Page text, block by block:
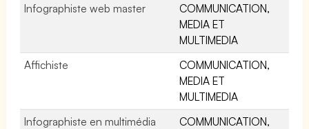
Infographiste web master
COMMUNICATION,
MEDIA ET
MULTIMEDIA
Affichiste
COMMUNICATION,
MEDIA ET
MULTIMEDIA
Infographiste en multimédia
COMMUNICATION,